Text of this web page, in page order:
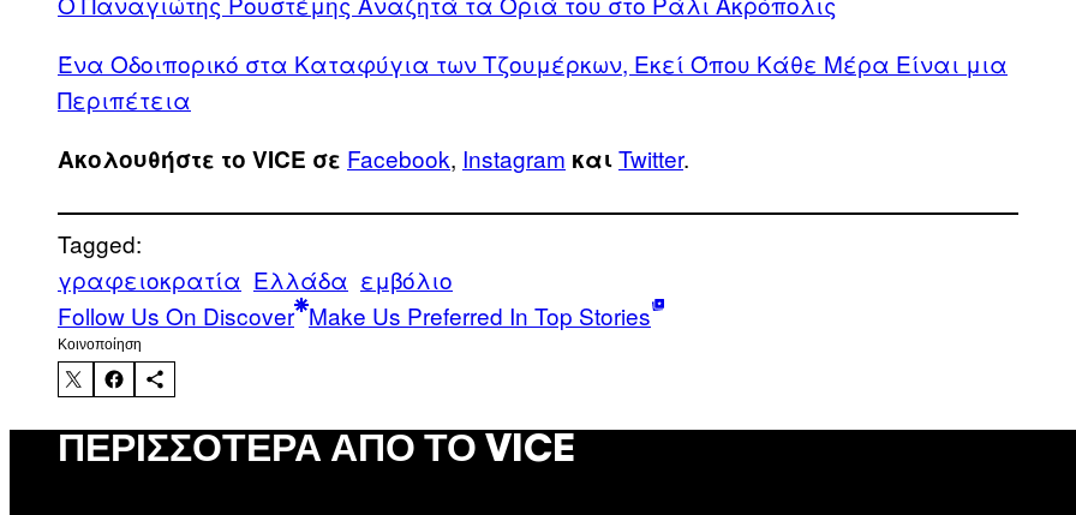
Ένα Οδοιπορικό στα Καταφύγια των Τζουμέρκων, Εκεί Όπου Κάθε Μέρα Είναι μια
Περιπέτεια
Ακολουθήστε το VICE σε Facebook, Instagram καιTwitter.
Tagged:
γραφειοκρατία Ελλάδα εμβόλιο
Follow Us On Discover Make Us Preferred In Top Stories
Kοινοποίηση
ΠΕΡΙΣΣΌΤΕΡΑ ΑΠΌ ΤΟ VICE